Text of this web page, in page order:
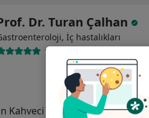
Dr. Turan Çalhan
İç hastalıkları
12 görüş
Bahçelievler, Adnan Kahveci Blv. No:2, 34180, İstanbul •Harita